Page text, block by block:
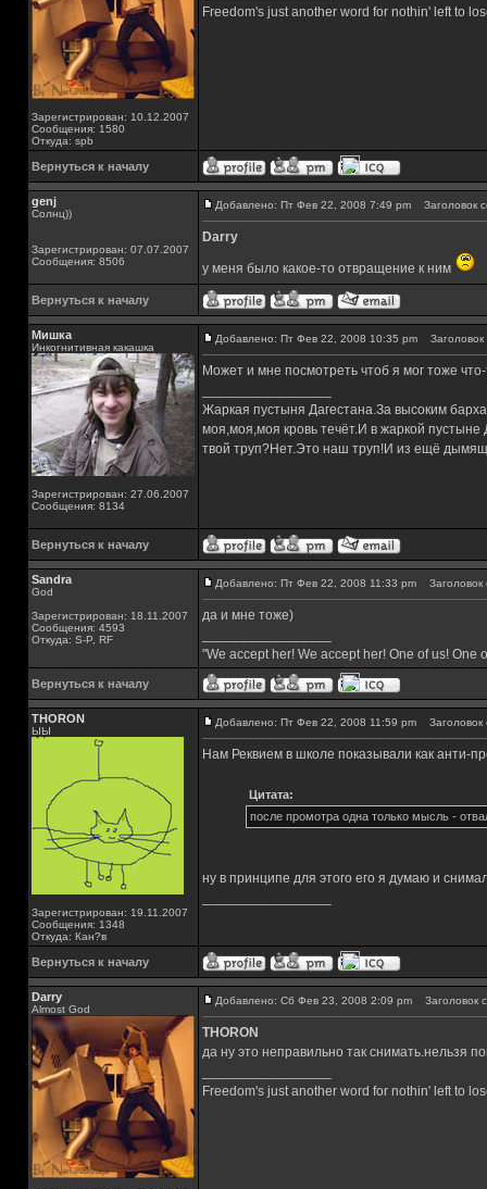
Зарегистрирован: 10.12.2007
Сообщения: 1580
Откуда: spb
Freedom's just another word for nothin' left to
Вернуться к началу
genj
Солнц))
Зарегистрирован: 07.07.2007
Сообщения: 8506
Добавлено: Пт Фев 22, 2008 7:49 pm Заголовок
Darry
у меня было какое-то отвращение к ним
Вернуться к началу
Мишка
Инкогнитивная какашка
Зарегистрирован: 27.06.2007
Сообщения: 8134
Добавлено: Пт Фев 22, 2008 10:35 pm
Может и мне посмотреть чтоб я мог тоже
Жаркая пустыня Дагестана.За высоким
моя,моя,моя кровь течёт.И в жаркой
твой труп?Нет.Это наш труп!И из ещё
Вернуться к началу
Sandra
God
Зарегистрирован: 18.11.2007
Сообщения: 4593
Откуда: S-P, RF
Добавлено: Пт Фев 22, 2008 11:33 pm Заголовок
да и мне тоже)
"We accept her! We accept her! One of us!
Вернуться к началу
THORON
ЫЫ
Зарегистрирован: 19.11.2007
Сообщения: 1348
Откуда: Кан?в
Добавлено: Пт Фев 22, 2008 11:59 pm Заголовок
Нам Реквием в школе показывали как анти-
Цитата:
после промотра одна только мысль -
ну в принципе для этого его я думаю и
Вернуться к началу
Darry
Almost God
Добавлено: Сб Фев 23, 2008 2:09 pm Заголовок
THORON
да ну это неправильно так снимать.нельзя
Freedom's just another word for nothin' left to